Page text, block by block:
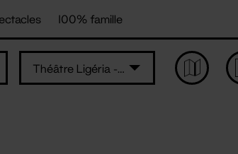
100% famille
Théâtre Ligéria - Sainte-Luce-sur-Loire